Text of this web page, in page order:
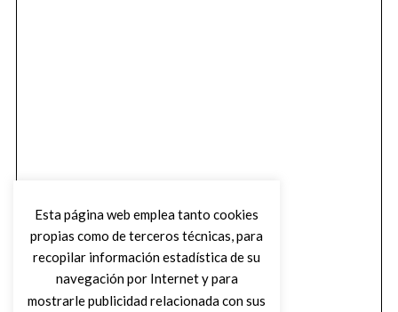
Esta página web emplea tanto cookies
propias como de terceros técnicas, para
recopilar información estadística de su
navegación por Internet y para
mostrarle publicidad relacionada con sus